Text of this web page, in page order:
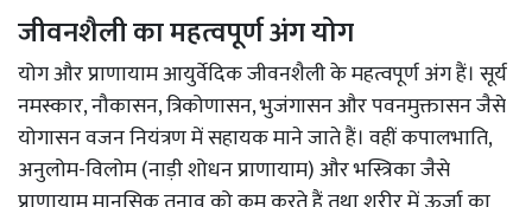
जीवनशैली का महत्वपूर्ण अंग योग
योग और प्राणायाम आयुर्वेदिक जीवनशैली के महत्वपूर्ण अंग हैं। सूर्य
नमस्कार, नौकासन, त्रिकोणासन, भुजंगासन और पवनमुक्तासन जैसे
योगासन वजन नियंत्रण में सहायक माने जाते हैं। वहीं कपालभाति,
अनुलोम-विलोम (नाड़ी शोधन प्राणायाम) और भस्त्रिका जैसे